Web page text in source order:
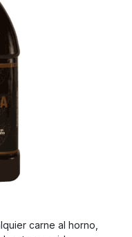
carne al horno,